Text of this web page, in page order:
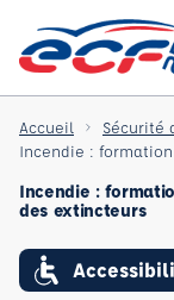
Accueil
Sécurité
Incendie :
des extincteurs